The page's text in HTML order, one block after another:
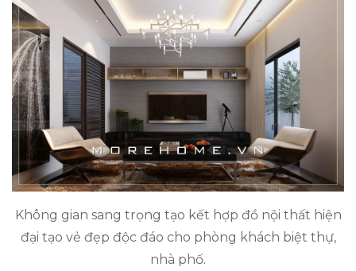
Không gian sang trọng tạo kết hợp đồ nội thất hiện
đại tạo vẻ đẹp độc đáo cho phòng khách biệt thự,
nhà phố.